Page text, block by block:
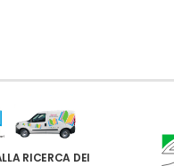
RICERCA DEI